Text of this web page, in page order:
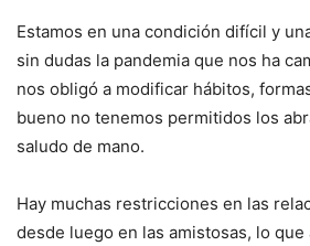
Estamos en una condición difícil y
sin dudas la pandemia que nos ha
nos obligó a modificar hábitos,
bueno no tenemos permitidos los
saludo de mano.
Hay muchas restricciones en las
desde luego en las amistosas, lo que